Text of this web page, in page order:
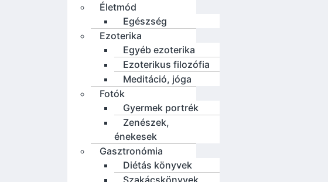
Életmód
Egészség
Ezoterika
Egyéb ezoterika
Ezoterikus filozófia
Meditáció, jóga
Fotók
Gyermek portrék
Zenészek,
énekesek
Gasztronómia
Diétás könyvek